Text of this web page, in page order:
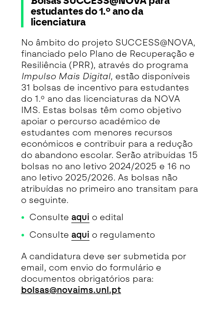
estudantes do 1.º ano da
licenciatura
No âmbito do projeto SUCCESS@NOVA,
financiado pelo Plano de Recuperação e
Resiliência (PRR), através do programa
Impulso Mais Digital, estão disponíveis
31 bolsas de incentivo para estudantes
do 1.º ano das licenciaturas da NOVA
IMS. Estas bolsas têm como objetivo
apoiar o percurso académico de
estudantes com menores recursos
económicos e contribuir para a redução
do abandono escolar. Serão atribuídas 15
bolsas no ano letivo 2024/2025 e 16 no
ano letivo 2025/2026. As bolsas não
atribuídas no primeiro ano transitam para
o seguinte.
Consulte aqui o edital
Consulte aqui o regulamento
A candidatura deve ser submetida por
email, com envio do formulário e
documentos obrigatórios para:
bolsas@novaims.unl.pt